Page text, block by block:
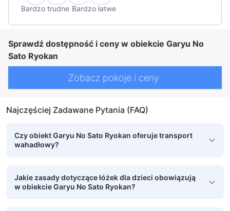
Bardzo trudne Bardzo łatwe
Sprawdź dostępność i ceny w obiekcie Garyu No
Sato Ryokan
Zobacz pokoje i ceny
Najczęściej Zadawane Pytania (FAQ)
Czy obiekt Garyu No Sato Ryokan oferuje transport
wahadłowy?
Jakie zasady dotyczące łóżek dla dzieci obowiązują
w obiekcie Garyu No Sato Ryokan?